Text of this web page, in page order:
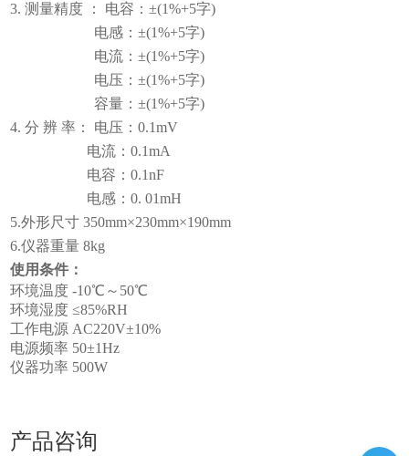
3. 测量精度 ： 电容：±(1%+5字)
电感：±(1%+5字)
电流：±(1%+5字)
电压：±(1%+5字)
容量：±(1%+5字)
4. 分 辨 率： 电压：0.1mV
电流：0.1mA
电容：0.1nF
电感：0. 01mH
5.外形尺寸 350mm×230mm×190mm
6.仪器重量 8kg
使用条件：
环境温度 -10℃～50℃
环境湿度 ≤85%RH
工作电源 AC220V±10%
电源频率 50±1Hz
仪器功率 500W
产品咨询